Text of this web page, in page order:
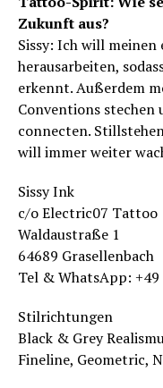
Zukunft aus?
Sissy: Ich will
herausarbeiten,
erkennt. Außerdem
Conventions
connecten.
will immer weiter
Sissy Ink
c/o Electric07 Tattoo
Waldaustraße 1
64689 Grasellenbach
Tel & WhatsApp: +49
Stilrichtungen
Black & Grey
Fineline, Geometric,